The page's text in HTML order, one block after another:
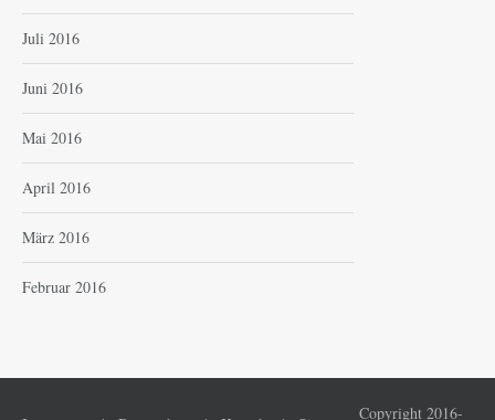
Juli 2016
Juni 2016
Mai 2016
April 2016
März 2016
Februar 2016
Copyright 2016-